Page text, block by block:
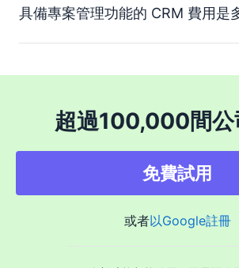
銷售流程的工作。強大的解決方案應協助團
客戶建立單一可靠資訊來源，減少溝通誤解
mentions 和客戶可見度——能讓所有人保持
報告及專案健康狀態洞察分析能確保你追蹤
出風險，並讓交付持續連結到收入。
具備專案管理功能的 CRM 費用是
層級和規模。獨立工具看似較便宜，但為銷
分開的系統，長期下來往往會造成效率低落
整合專案管理的統一 CRM 能減少工具分散
產力，並透過更順暢的交付保護收入。包含
超過100,000間公
免費試用
或者以Google註冊